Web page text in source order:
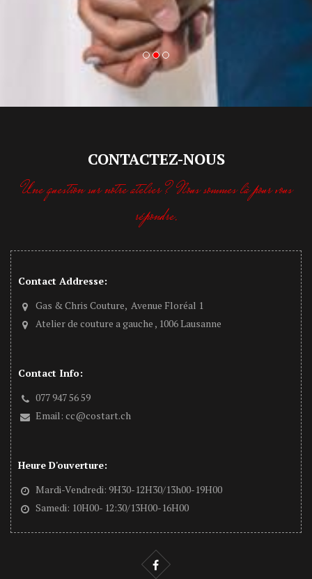
CONTACTEZ-NOUS
Une question sur notre atelier ? Nous sommes là pour vous
répondre.
Contact Addresse:
Gas & Chris Couture, Avenue Floréal 1
Atelier de couture a gauche , 1006 Lausanne
Contact Info:
077 947 56 59
Email: cc@costart.ch
Heure D'ouverture:
Mardi-Vendredi: 9H30-12H30/13h00-19H00
Samedi: 10H00- 12:30/13H00-16H00